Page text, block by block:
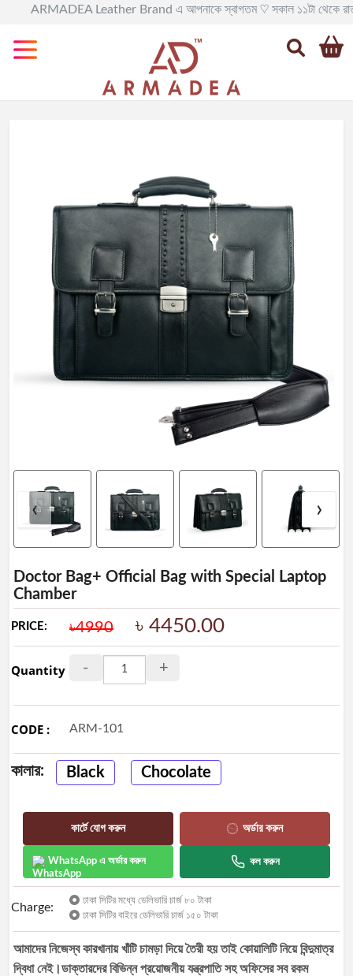
ARMADEA Leather Brand এ আপনাকে স্বাগতম ♡ সকাল ১১টা থেকে রাত ৯টা
Leather
BackPack
Leather
Leather
Collection
Belt
Leather
Leather
Ladies
Shoes
Ladies
Best
Track
‹ ›
Doctor Bag+ Official Bag with Special Laptop
Chamber
PRICE: ৳4990 ৳ 4450.00
Quantity : - +
CODE : ARM-101
কালার: Black Chocolate
কার্টে যোগ করুন অর্ডার করুন
WhatsApp এ অর্ডার করুন কল করুন
Charge:
ঢাকা সিটির মধ্যে ডেলিভারি চার্জ ৮০ টাকা
ঢাকা সিটির বাইরে ডেলিভারি চার্জ ১৫০ টাকা
আমাদের নিজেস্ব কারখানায় খাঁটি চামড়া দিয়ে তৈরী হয় তাই কোয়ালিটি নিয়ে বিন্দুমাত্র
দ্বিধা নেই।ডাক্তারদের বিভিন্ন প্রয়োজনীয় যন্ত্রপাতি সহ অফিসের সব রকম